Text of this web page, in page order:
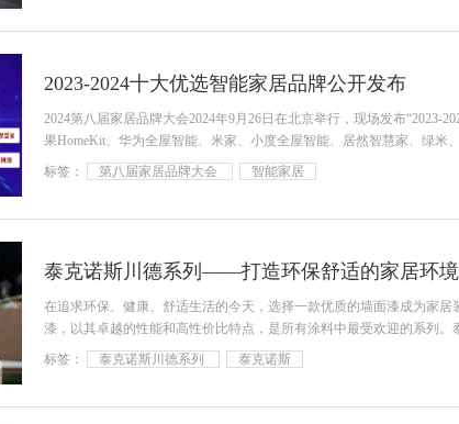
2023-2024十大优选智能家居品牌公开发布
2024第八届家居品牌大会2024年9月26日在北京举行，现场发布“2023-
果HomeKit、华为全屋智能、米家、小度全屋智能、居然智慧家、绿米
石网络上榜“2
标签： 第八届家居品牌大会 智能家居
泰克诺斯川德系列——打造环保舒适的家居环境
在追求环保、健康、舒适生活的今天，选择一款优质的墙面漆成为家
漆，以其卓越的性能和高性价比特点，是所有涂料中最受欢迎的系列
20、川德
标签： 泰克诺斯川德系列 泰克诺斯